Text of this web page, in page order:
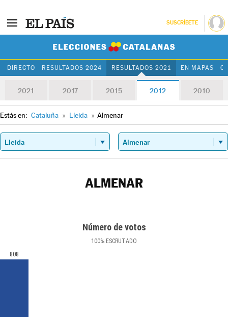
SUSCRÍBETE
DIRECTO RESULTADOS 2024 RESULTADOS 2021 EN MAPAS
2021 2017 2015 2012 2010
Estás en: Cataluña » Lleida » Almenar
ALMENAR
Número de votos
100% ESCRUTADO
808